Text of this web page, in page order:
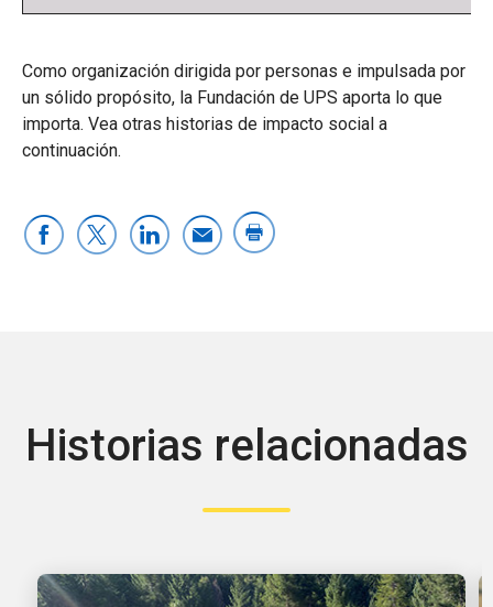
Como organización dirigida por personas e impulsada por
un sólido propósito, la Fundación de UPS aporta lo que
importa. Vea otras historias de impacto social a
continuación.
Historias relacionadas